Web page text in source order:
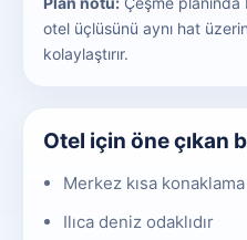
otel üçlüsünü aynı hat
kolaylaştırır.
Otel için öne çıkan
Merkez kısa
Ilıca deniz odaklıdır